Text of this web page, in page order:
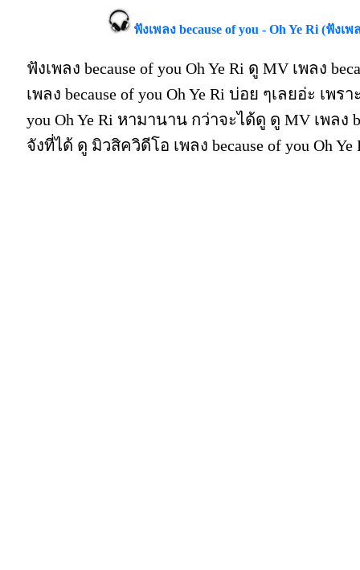
ฟังเพลง because of you - Oh Ye Ri (ฟังเพ
ฟังเพลง because of you Oh Ye Ri ดู MV เพลง
เพลง because of you Oh Ye Ri บ่อย ๆเลยอ่ะ เพร
you Oh Ye Ri หามานาน กว่าจะได้ดู ดู MV เพลง
จังที่ได้ ดู มิวสิควิดีโอ เพลง because of you Oh